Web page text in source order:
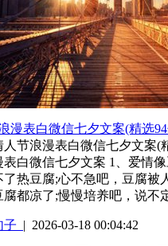
漫表白微信七夕文案(精选
人节浪漫表白微信七夕文案(
表白微信七夕文案 1、爱情
了热豆腐;心不急吧，豆腐被
腐都凉了;慢慢培养吧，说不
子 | 2026-03-18 00:04:42